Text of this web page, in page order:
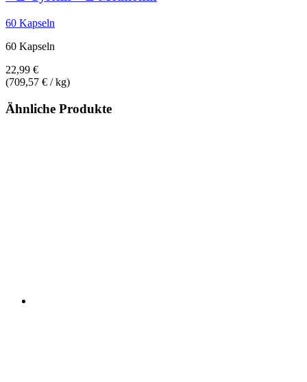
60 Kapseln
60 Kapseln
22,99 €
(709,57 € / kg)
Ähnliche Produkte